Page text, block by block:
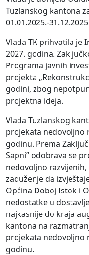
Tuzlanskog kantona
01.01.2025.-
Vlada TK prihvatila je
2027. godina.
Programa javnih
projekta
godini, zbog
projektna ideja.
Vlada Tuzlanskog
projekata nedovoljno
godinu. Prema
Sapni” odobrava se
nedovoljno
zaduženje da
Općina Doboj Istok i
nedostatke u
najkasnije do kraja
kantona na
projekata nedovoljno
godinu.